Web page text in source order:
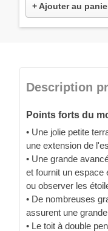
+ Ajouter au
Description
Points forts du
• Une jolie petite
une extension de
• Une grande
et fournit un espace
ou observer les
• De nombreuses
assurent une
• Le toit à double